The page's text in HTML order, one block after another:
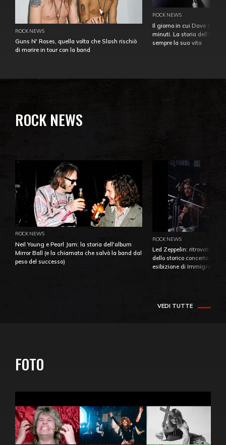
ROCK NEWS
Guns N' Roses, quella volta che Slash rischiò
di morire in tour con la band
ROCK NEWS
Il giorno in cui Dave
minuti. La storia
sempre la sua vita
ROCK NEWS
ROCK NEWS
Neil Young e Pearl Jam: la storia dell'album
Mirror Ball (e la chiamata che salvò la band dal
peso del successo)
ROCK NEWS
Led Zeppelin: ritrovati e
dello storico concerto di
esibizione di Immigrant
VEDI TUTTE
FOTO